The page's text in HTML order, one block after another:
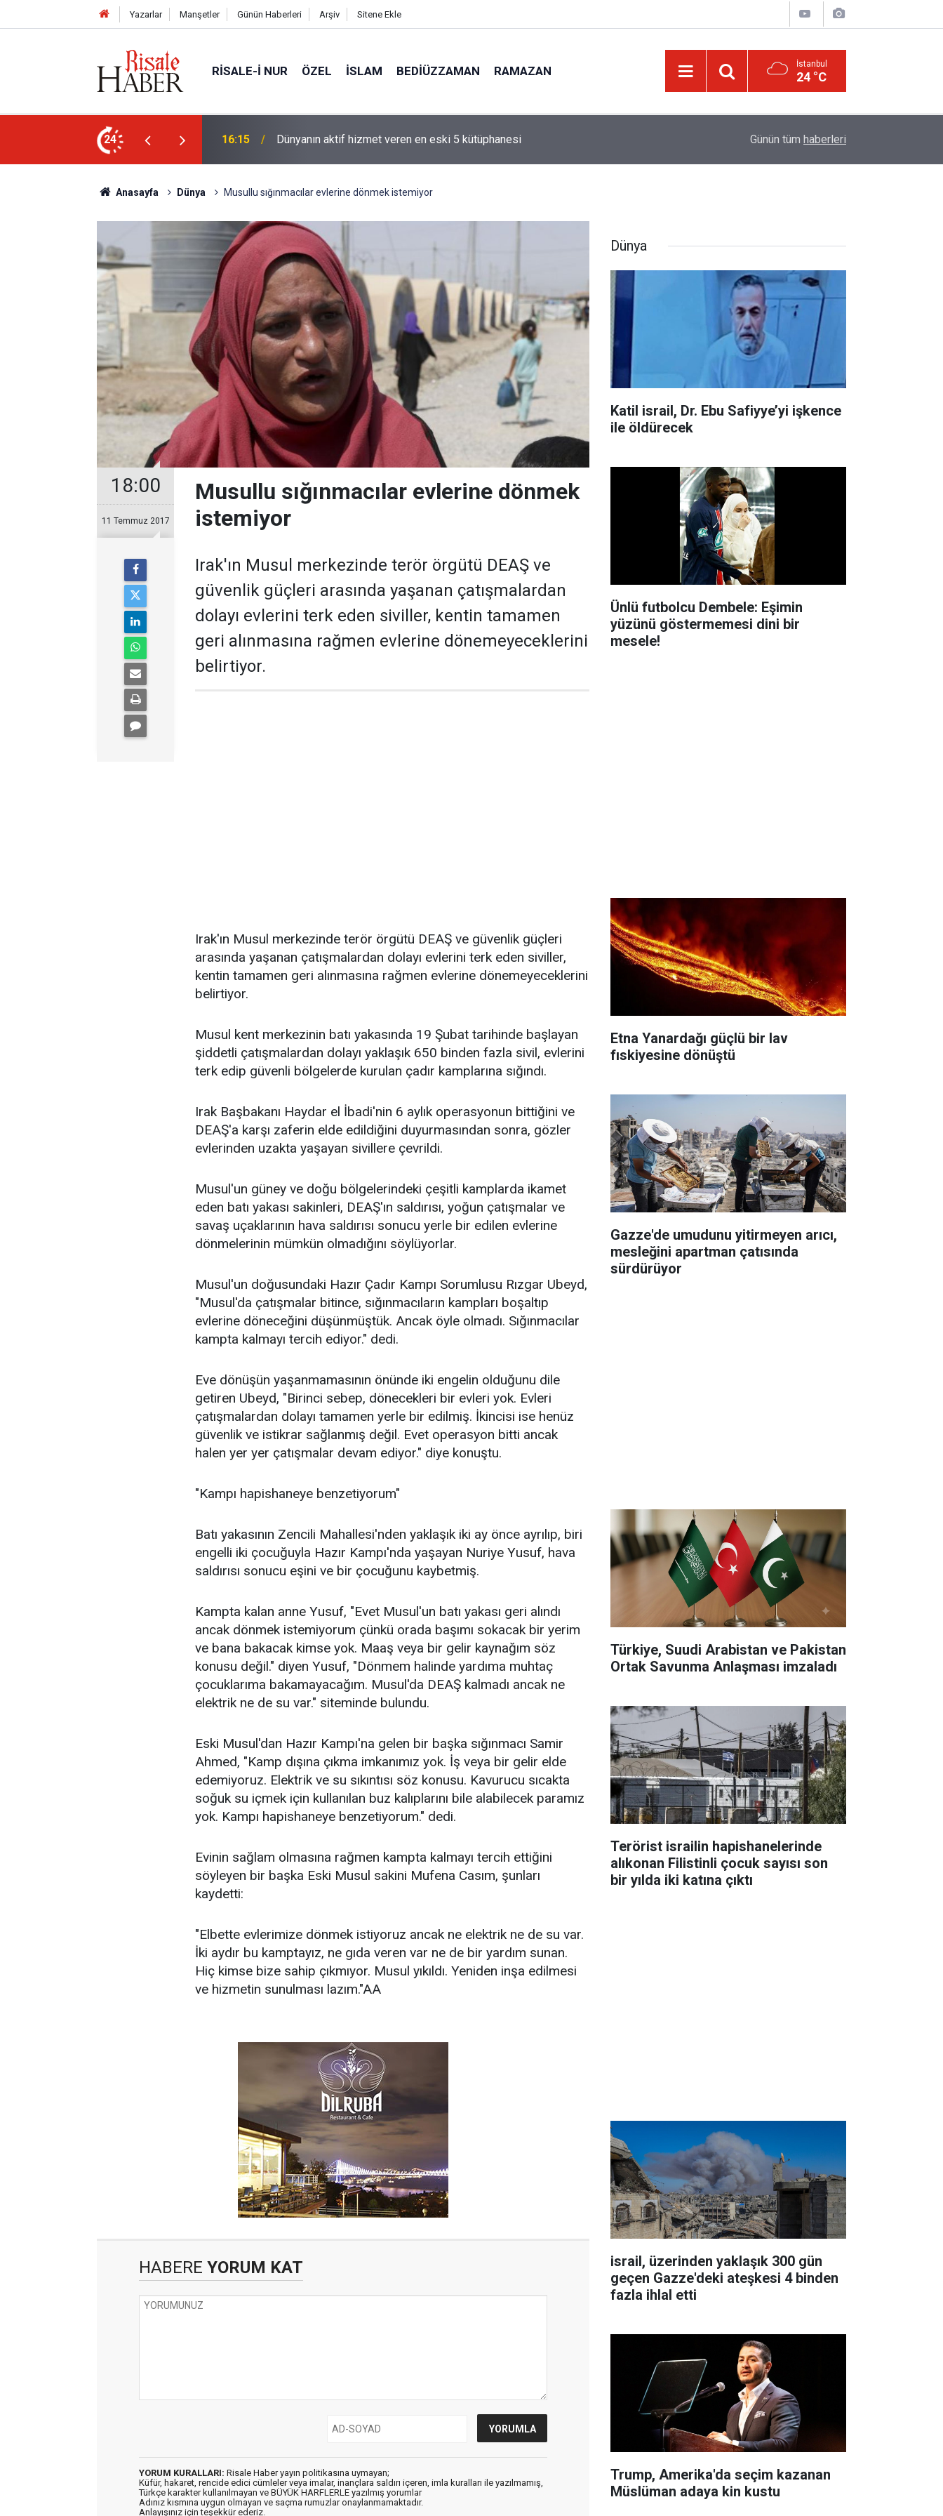
Yazarlar Manşetler Günün Haberleri Arşiv Sitene Ekle
RISALE-I NUR ÖZEL İSLAM BEDIÜZZAMAN RAMAZAN İstanbul
24 °C
24 14:30 'Hz. Muhammed denizci miydi' sorusu üzerine Müslüman oldu Bilim insanlarından hafıza keşfi: Unutulan
Günün tüm haberleri
Anasayfa Dünya Musullu sığınmacılar evlerine dönmek istemiyor
18:00
11 Temmuz 2017
Musullu sığınmacılar evlerine dönmek
istemiyor
Irak'ın Musul merkezinde terör örgütü DEAŞ ve
güvenlik güçleri arasında yaşanan çatışmalardan
dolayı evlerini terk eden siviller, kentin tamamen
geri alınmasına rağmen evlerine dönemeyeceklerini
belirtiyor.
Irak'ın Musul merkezinde terör örgütü DEAŞ ve güvenlik güçleri
arasında yaşanan çatışmalardan dolayı evlerini terk eden siviller,
kentin tamamen geri alınmasına rağmen evlerine dönemeyeceklerini
belirtiyor.
Musul kent merkezinin batı yakasında 19 Şubat tarihinde başlayan
şiddetli çatışmalardan dolayı yaklaşık 650 binden fazla sivil, evlerini
terk edip güvenli bölgelerde kurulan çadır kamplarına sığındı.
Irak Başbakanı Haydar el İbadi'nin 6 aylık operasyonun bittiğini ve
DEAŞ'a karşı zaferin elde edildiğini duyurmasından sonra, gözler
evlerinden uzakta yaşayan sivillere çevrildi.
Musul'un güney ve doğu bölgelerindeki çeşitli kamplarda ikamet
eden batı yakası sakinleri, DEAŞ'ın saldırısı, yoğun çatışmalar ve
savaş uçaklarının hava saldırısı sonucu yerle bir edilen evlerine
dönmelerinin mümkün olmadığını söylüyorlar.
Musul'un doğusundaki Hazır Çadır Kampı Sorumlusu Rızgar Ubeyd,
"Musul'da çatışmalar bitince, sığınmacıların kampları boşaltıp
evlerine döneceğini düşünmüştük. Ancak öyle olmadı. Sığınmacılar
kampta kalmayı tercih ediyor." dedi.
Eve dönüşün yaşanmamasının önünde iki engelin olduğunu dile
getiren Ubeyd, "Birinci sebep, dönecekleri bir evleri yok. Evleri
çatışmalardan dolayı tamamen yerle bir edilmiş. İkincisi ise henüz
güvenlik ve istikrar sağlanmış değil. Evet operasyon bitti ancak
halen yer yer çatışmalar devam ediyor." diye konuştu.
"Kampı hapishaneye benzetiyorum"
Batı yakasının Zencili Mahallesi'nden yaklaşık iki ay önce ayrılıp, biri
engelli iki çocuğuyla Hazır Kampı'nda yaşayan Nuriye Yusuf, hava
saldırısı sonucu eşini ve bir çocuğunu kaybetmiş.
Kampta kalan anne Yusuf, "Evet Musul'un batı yakası geri alındı
ancak dönmek istemiyorum çünkü orada başımı sokacak bir yerim
ve bana bakacak kimse yok. Maaş veya bir gelir kaynağım söz
konusu değil." diyen Yusuf, "Dönmem halinde yardıma muhtaç
çocuklarıma bakamayacağım. Musul'da DEAŞ kalmadı ancak ne
elektrik ne de su var." siteminde bulundu.
Eski Musul'dan Hazır Kampı'na gelen bir başka sığınmacı Samir
Ahmed, "Kamp dışına çıkma imkanımız yok. İş veya bir gelir elde
edemiyoruz. Elektrik ve su sıkıntısı söz konusu. Kavurucu sıcakta
soğuk su içmek için kullanılan buz kalıplarını bile alabilecek paramız
yok. Kampı hapishaneye benzetiyorum." dedi.
Evinin sağlam olmasına rağmen kampta kalmayı tercih ettiğini
söyleyen bir başka Eski Musul sakini Mufena Casım, şunları
kaydetti:
"Elbette evlerimize dönmek istiyoruz ancak ne elektrik ne de su var.
İki aydır bu kamptayız, ne gıda veren var ne de bir yardım sunan.
Hiç kimse bize sahip çıkmıyor. Musul yıkıldı. Yeniden inşa edilmesi
ve hizmetin sunulması lazım."AA
HABERE YORUM KAT
YORUM KURALLARI: Risale Haber yayın politikasına uymayan;
Küfür, hakaret, rencide edici cümleler veya imalar, inançlara saldırı içeren, imla kuralları ile yazılmamış,
Türkçe karakter kullanılmayan ve BÜYÜK HARFLERLE yazılmış yorumlar
Adınız kısmına uygun olmayan ve saçma rumuzlar onaylanmamaktadır.
Anlayışınız için teşekkür ederiz.
Dünya
Katil israil, Dr. Ebu Safiyye’yi işkence
ile öldürecek
Ünlü futbolcu Dembele: Eşimin
yüzünü göstermemesi dini bir
mesele!
Etna Yanardağı güçlü bir lav
fıskiyesine dönüştü
Gazze'de umudunu yitirmeyen arıcı,
mesleğini apartman çatısında
sürdürüyor
Türkiye, Suudi Arabistan ve Pakistan
Ortak Savunma Anlaşması imzaladı
Terörist israilin hapishanelerinde
alıkonan Filistinli çocuk sayısı son
bir yılda iki katına çıktı
israil, üzerinden yaklaşık 300 gün
geçen Gazze'deki ateşkesi 4 binden
fazla ihlal etti
Trump, Amerika'da seçim kazanan
Müslüman adaya kin kustu